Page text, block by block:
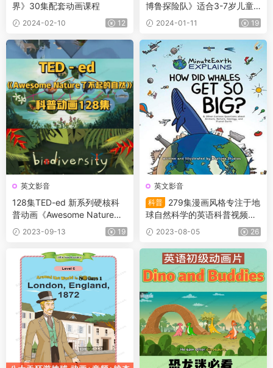
界》30集配套动画课程
2024-02-10 12
博鲁探险队》适合3-7岁儿童
的高品质科学动画片
2024-01-11 19
英文影音
128集TED-ed 新系列硬核科
普动画《Awesome Nature》
了不起的自然 带外挂字幕文件
2023-09-13 19
英文影音
科普
279集漫画风格专注于地
球自然科学的英语科普视频
《MinuteEarth》包括了地球
及生命科学、地理学、生物
学、生态学和人类学等
2023-08-05 26